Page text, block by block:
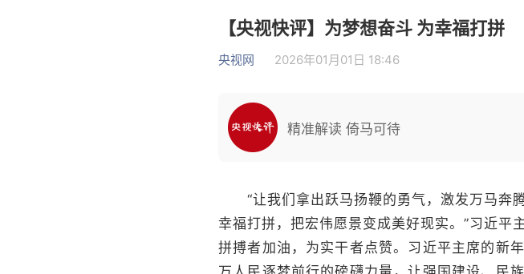
【央视快评】为梦想奋斗 为幸福打拼
央视网 2026年01月01日 18:46
精准解读 倚马可待
“让我们拿出跃马扬鞭的勇气，激发万马奔
幸福打拼，把宏伟愿景变成美好现实。”习近平
拼搏者加油，为实干者点赞。习近平主席的新